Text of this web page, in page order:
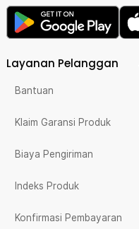
Layanan Pelanggan
Bantuan
Klaim Garansi Produk
Biaya Pengiriman
Indeks Produk
Konfirmasi Pembayaran